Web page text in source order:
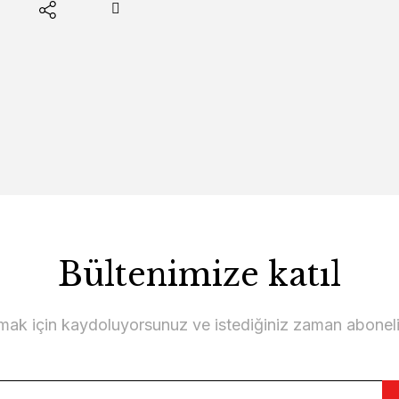
Bültenimize katıl
için kaydoluyorsunuz ve istediğiniz zaman